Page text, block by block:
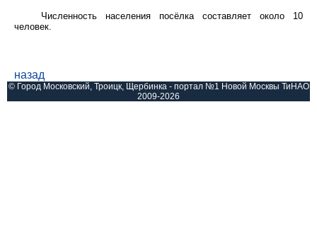
Численность населения посёлка составляет около 10
человек.
назад
© Город Московский, Троицк, Щербинка - портал №1 Новой Москвы ТиНАО
2009-2026